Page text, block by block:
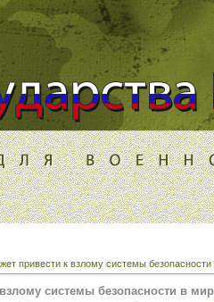
привести к взлому системы
системы безопасности в